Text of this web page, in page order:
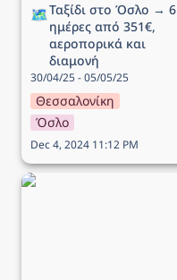
🗺️Ταξίδι στο Όσλο → 6
ημέρες από 351€,
αεροπορικά και
διαμονή
30/04/25 - 05/05/25
Θεσσαλονίκη
Όσλο
Dec 4, 2024 11:12 PM
Ταξίδι στο Λονδίνο → 4